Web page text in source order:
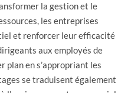
la gestion et le
les entreprises
et renforcer leur efficacité
aux employés de
plan en s’appropriant les
se traduisent également